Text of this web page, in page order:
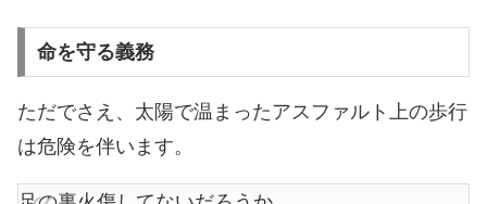
命を守る義務
ただでさえ、太陽で温まったアスファルト上の歩行
は危険を伴います。